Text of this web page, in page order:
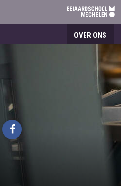
OVER ONS
facebook